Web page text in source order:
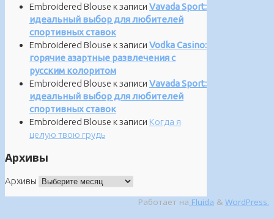
Embroidered Blouse к записи Vavada Sport:
идеальный выбор для любителей
спортивных ставок
Embroidered Blouse к записи Vodka Casino:
горячие азартные развлечения с
русским колоритом
Embroidered Blouse к записи Vavada Sport:
идеальный выбор для любителей
спортивных ставок
Embroidered Blouse к записи Когда я
целую твою грудь
Архивы
Архивы
Работает на Fluida & WordPress.